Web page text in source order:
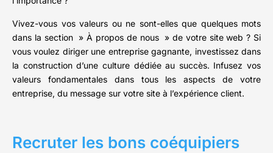
Vivez-vous vos valeurs ou ne sont-elles que quelques mots
dans la section » À propos de nous » de votre site web ? Si
vous voulez diriger une entreprise gagnante, investissez dans
la construction d’une culture dédiée au succès. Infusez vos
valeurs fondamentales dans tous les aspects de votre
entreprise, du message sur votre site à l’expérience client.
Recruter les bons coéquipiers